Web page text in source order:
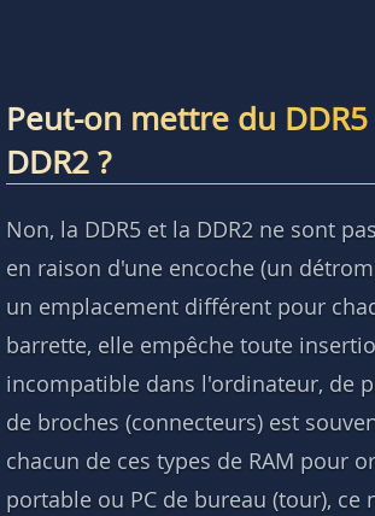
Peut-on mettre du
DDR2 ?
Non, la DDR5 et la DDR2 ne sont
en raison d'une encoche (un
un emplacement différent pour
barrette, elle empêche toute
incompatible dans l'ordinateur, de
de broches (connecteurs) est
chacun de ces types de RAM pour
portable ou PC de bureau (tour), ce